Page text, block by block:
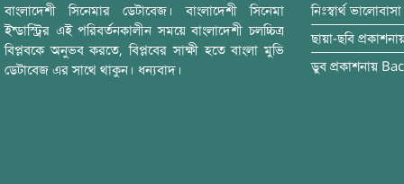
বাংলাদেশী সিনেমার ডেটাবেজ। বাংলাদেশী সিনেমা
ইন্ডাস্ট্রির এই পরিবর্তনকালীন সময়ে বাংলাদেশী চলচ্চিত্র
বিপ্লবকে অনুভব করতে, বিপ্লবের সাক্ষী হতে বাংলা মুভি
ডেটাবেজ এর সাথে থাকুন। ধন্যবাদ।
নিঃস্বার্থ ভালোবাসা
ছায়া-ছবি
ডুব প্রকাশনায়